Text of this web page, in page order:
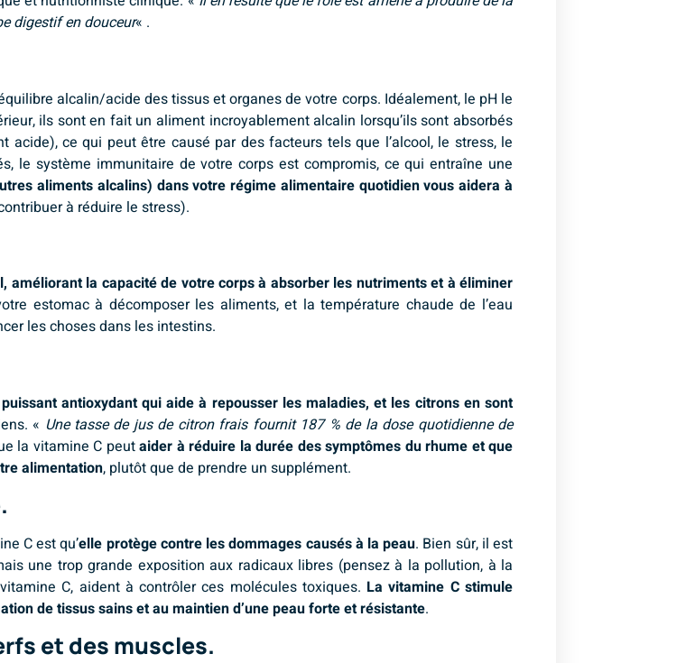
digestif en douceur« .
alcalin/acide des tissus et organes de votre corps. Idéalement, le pH le
ils sont en fait un aliment incroyablement alcalin lorsqu’ils sont absorbés
ce qui peut être causé par des facteurs tels que l’alcool, le stress, le
le système immunitaire de votre corps est compromis, ce qui entraîne une
aliments alcalins) dans votre régime alimentaire quotidien vous aidera à
à réduire le stress).
améliorant la capacité de votre corps à absorber les nutriments et à éliminer
estomac à décomposer les aliments, et la température chaude de l’eau
les choses dans les intestins.
antioxydant qui aide à repousser les maladies, et les citrons en sont
« Une tasse de jus de citron frais fournit 187 % de la dose quotidienne de
la vitamine C peutaider à réduire la durée des symptômes du rhume et que
alimentation, plutôt que de prendre un supplément.
C est qu’elle protège contre les dommages causés à la peau. Bien sûr, il est
une trop grande exposition aux radicaux libres (pensez à la pollution, à la
C, aident à contrôler ces molécules toxiques. La vitamine C stimule
de tissus sains et au maintien d’une peau forte et résistante.
et des muscles.